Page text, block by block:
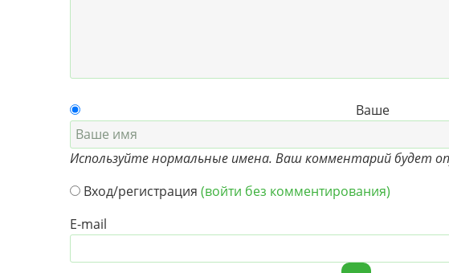
Ваше
Используйте нормальные имена. Ваш комментарий будет
Вход/регистрация (войти без комментирования)
E-mail